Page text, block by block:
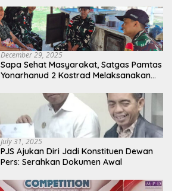
December 29, 2025
Sapa Sehat Masyarakat, Satgas Pamtas
Yonarhanud 2 Kostrad Melaksanakan
July 31, 2025
PJS Ajukan Diri Jadi Konstituen Dewan
Pers: Serahkan Dokumen Awal